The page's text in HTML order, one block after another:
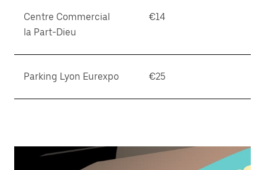
Centre Commercial
la Part-Dieu
€14
Parking Lyon Eurexpo €25